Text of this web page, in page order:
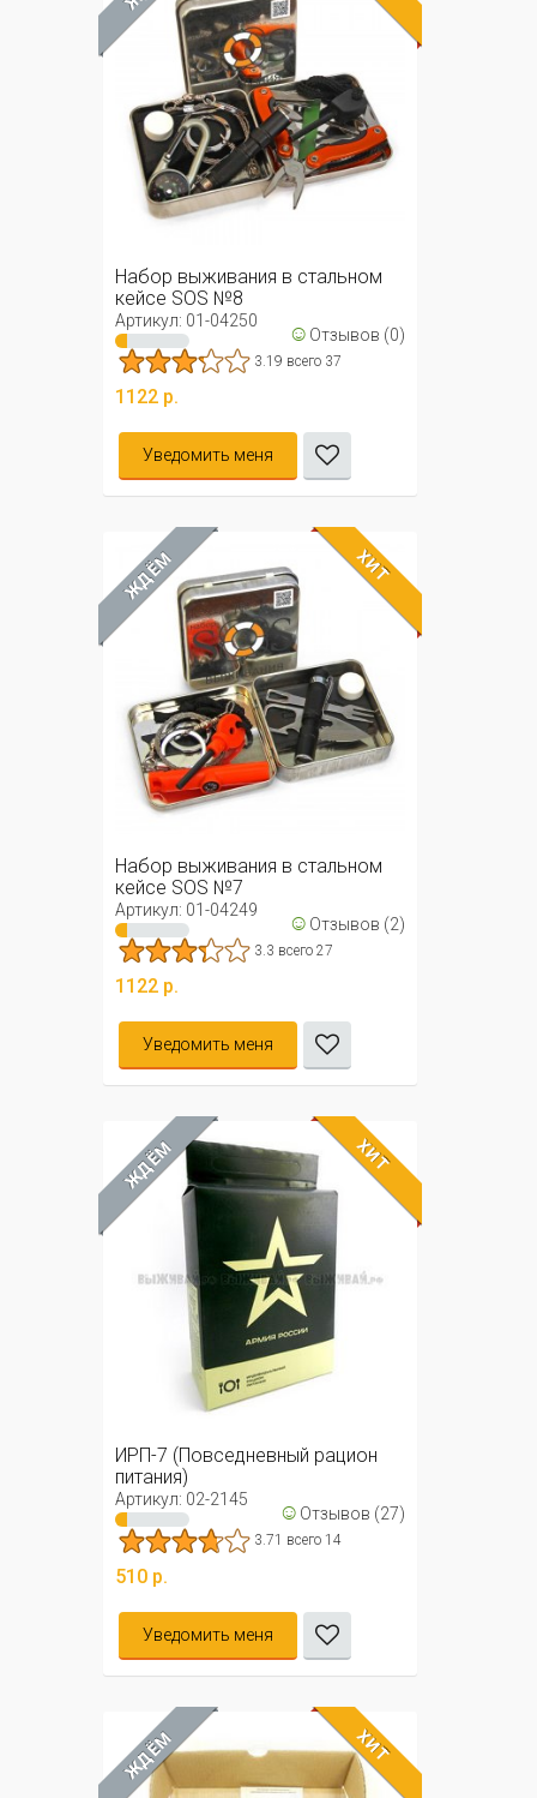
Набор выживания в стальном
кейсе SOS №8
Артикул: 01-04250 ☺ Отзывов (0)
3.19 всего 37
1122 р.
Уведомить меня
ЖДЁМ ХИТ
Набор выживания в стальном
кейсе SOS №7
Артикул: 01-04249 ☺ Отзывов (2)
3.3 всего 27
1122 р.
Уведомить меня
ЖДЁМ ХИТ
ИРП-7 (Повседневный рацион
питания)
Артикул: 02-2145 ☺ Отзывов (27)
3.71 всего 14
510 р.
Уведомить меня
ЖДЁМ ХИТ